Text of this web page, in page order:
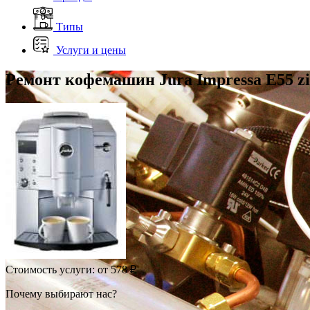
Типы
Услуги и цены
Ремонт кофемашин Jura Impressa E55
Стоимость услуги:от 578 ₽
Почему выбирают нас?